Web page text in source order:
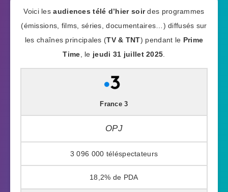
Voici lesaudiences télé d’hier soirdes programmes
(émissions, films, séries, documentaires…) diffusés sur
les chaînes principales (TV & TNT) pendant le Prime
Time , le jeudi 31 juillet 2025
France 3
OPJ
3 096 000
18,2%